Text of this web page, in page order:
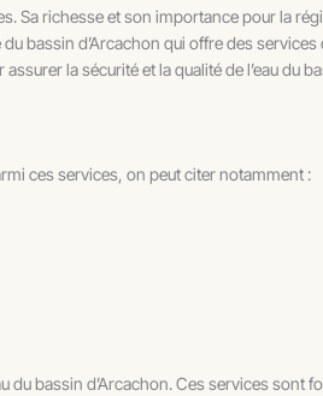
Sa richesse et son importance pour la
bassin d’Arcachon qui offre des services
la sécurité et la qualité de l’eau du
ces services, on peut citer notamment :
du bassin d’Arcachon. Ces services